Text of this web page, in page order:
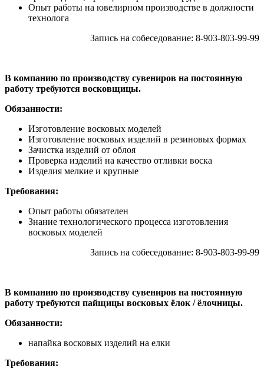
Опыт работы на ювелирном производстве в должности
технолога
Запись на собеседование: 8-903-803-99-99
В компанию по производству сувениров на постоянную
работу требуются восковщицы.
Обязанности:
Изготовление восковых моделей
Изготовление восковых изделий в резиновых формах
Зачистка изделий от облоя
Проверка изделий на качество отливки воска
Изделия мелкие и крупные
Требования:
Опыт работы обязателен
Знание технологического процесса изготовления
восковых моделей
Запись на собеседование: 8-903-803-99-99
В компанию по производству сувениров на постоянную
работу требуются пайщицы восковых ёлок / ёлочницы.
Обязанности:
напайка восковых изделий на елки
Требования: